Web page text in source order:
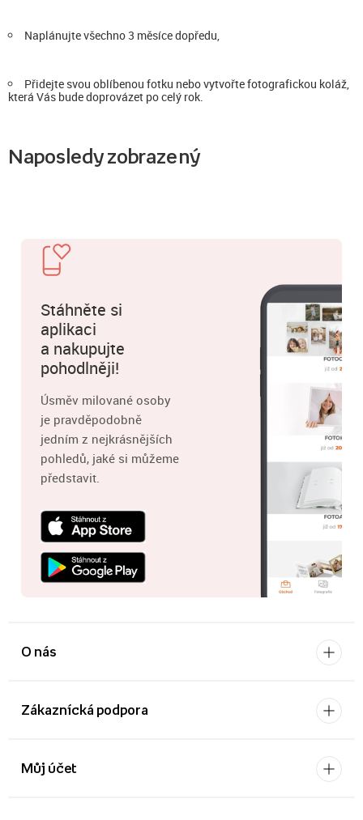
Naplánujte všechno 3 měsíce dopředu,
Přidejte svou oblíbenou fotku nebo vytvořte fotografickou koláž,
která Vás bude doprovázet po celý rok.
Naposledy zobrazený
Stáhněte si
aplikaci
a nakupujte
pohodlněji!
Úsměv milované osoby
je pravděpodobně
jedním z nejkrásnějších
pohledů, jaké si můžeme
představit.
O nás
Zákaznícká podpora
Můj účet